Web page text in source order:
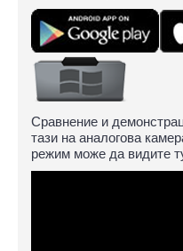
Сравнение и
тази на аналогова
режим може да видите